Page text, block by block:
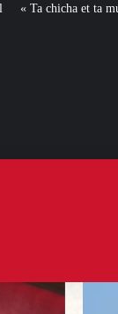
on n’en veut pas » :